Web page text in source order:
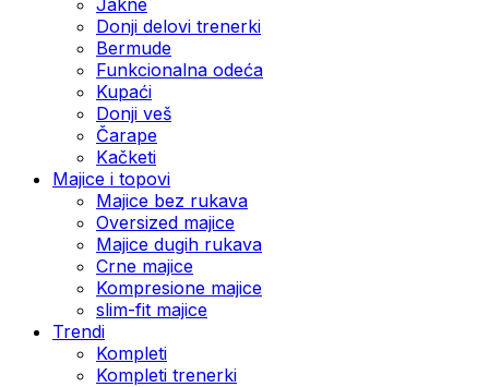
Donji delovi trenerki
Bermude
Funkcionalna odeća
Kupaći
Donji veš
Čarape
Kačketi
Majice i topovi
Majice bez rukava
Oversized majice
Majice dugih rukava
Crne majice
Kompresione majice
slim-fit majice
Trendi
Kompleti
Kompleti trenerki